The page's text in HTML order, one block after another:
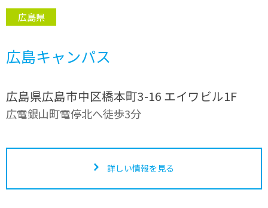
広島県
広島キャンパス
広島県広島市中区橋本町3-16 エイワビル1F
広電銀山町電停北へ徒歩3分
詳しい情報を見る